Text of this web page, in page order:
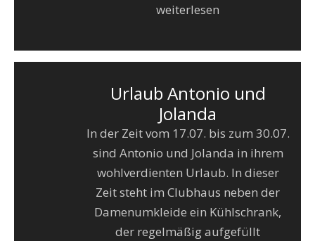
weiterlesen
Urlaub Antonio und
Jolanda
In der Zeit vom 17.07. bis zum 30.07.
sind Antonio und Jolanda in ihrem
wohlverdienten Urlaub. In dieser
Zeit steht im Clubhaus neben der
Damenumkleide ein Kühlschrank,
der regelmäßig aufgefüllt